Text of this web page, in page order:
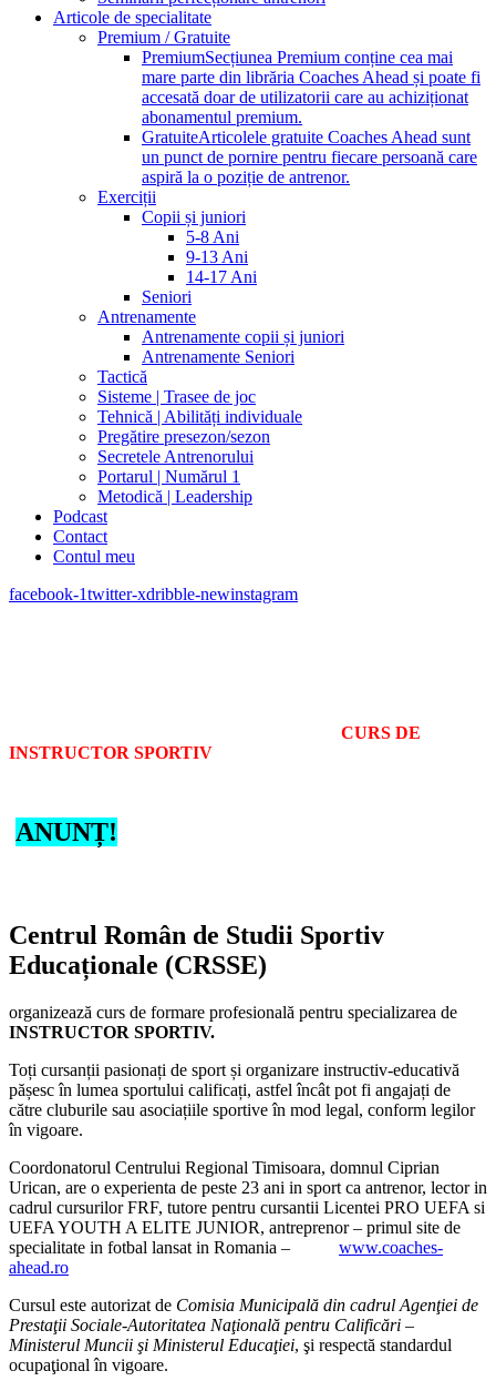
Articole de specialitate
Premium / Gratuite
PremiumSecțiunea Premium conține cea mai
mare parte din librăria Coaches Ahead și poate fi
accesată doar de utilizatorii care au achiziționat
abonamentul premium.
GratuiteArticolele gratuite Coaches Ahead sunt
un punct de pornire pentru fiecare persoană care
aspiră la o poziție de antrenor.
Exerciții
Copii și juniori
5-8 Ani
9-13 Ani
14-17 Ani
Seniori
Antrenamente
Antrenamente copii și juniori
Antrenamente Seniori
Tactică
Sisteme | Trasee de joc
Tehnică | Abilități individuale
Pregătire presezon/sezon
Secretele Antrenorului
Portarul | Numărul 1
Metodică | Leadership
Podcast
Contact
Contul meu
facebook-1twitter-xdribble-newinstagram
CURS DE
INSTRUCTOR SPORTIV
ANUNȚ!
Centrul Român de Studii Sportiv
Educaționale (CRSSE)
organizează curs de formare profesională pentru specializarea de
INSTRUCTOR SPORTIV.
Toți cursanții pasionați de sport și organizare instructiv-educativă
pășesc în lumea sportului calificați, astfel încât pot fi angajați de
către cluburile sau asociațiile sportive în mod legal, conform legilor
în vigoare.
Coordonatorul Centrului Regional Timisoara, domnul Ciprian
Urican, are o experienta de peste 23 ani in sport ca antrenor, lector in
cadrul cursurilor FRF, tutore pentru cursantii Licentei PRO UEFA si
UEFA YOUTH A ELITE JUNIOR, antreprenor – primul site de
specialitate in fotbal lansat in Romania – www.coaches-
ahead.ro
Cursul este autorizat de Comisia Municipală din cadrul Agenţiei de
Prestaţii Sociale-Autoritatea Naţională pentru Calificări –
Ministerul Muncii şi Ministerul Educaţiei, şi respectă standardul
ocupaţional în vigoare.